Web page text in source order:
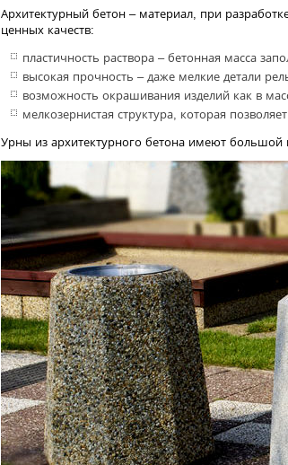
Архитектурный бетон – материал, при
ценных качеств:
пластичность раствора – бетонная масса
высокая прочность – даже мелкие детали
возможность окрашивания изделий как в
мелкозернистая структура, которая
Урны из архитектурного бетона имеют большой